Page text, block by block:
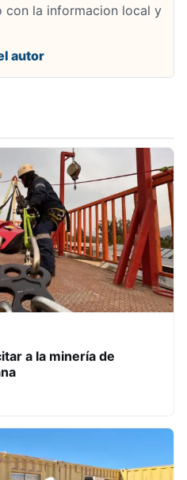
con la informacion local y
autor
a la minería de